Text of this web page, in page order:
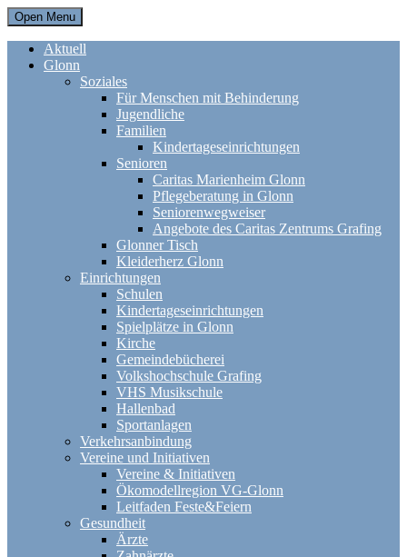
Open Menu
Aktuell
Glonn
Soziales
Für Menschen mit Behinderung
Jugendliche
Familien
Kindertageseinrichtungen
Senioren
Caritas Marienheim Glonn
Pflegeberatung in Glonn
Seniorenwegweiser
Angebote des Caritas Zentrums Grafing
Glonner Tisch
Kleiderherz Glonn
Einrichtungen
Schulen
Kindertageseinrichtungen
Spielplätze in Glonn
Kirche
Gemeindebücherei
Volkshochschule Grafing
VHS Musikschule
Hallenbad
Sportanlagen
Verkehrsanbindung
Vereine und Initiativen
Vereine & Initiativen
Ökomodellregion VG-Glonn
Leitfaden Feste&Feiern
Gesundheit
Ärzte